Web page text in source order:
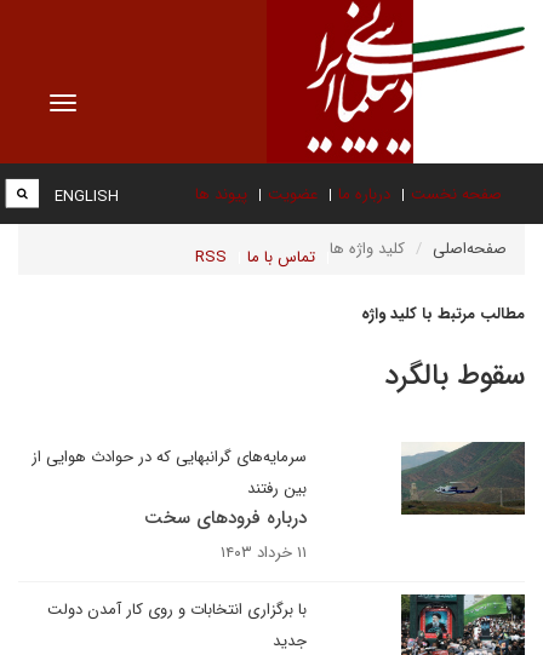
Toggle
صفحه نخست درباره ما عضویت پیوند ها
تماس با ما RSS
ENGLISH
صفحه‌اصلی کلید واژه ها
مطالب مرتبط با کلید واژه
سقوط بالگرد
سرمایه‌های گرانبهایی که در حوادث هوایی از
بین رفتند
درباره فرودهای سخت
۱۱ خرداد ۱۴۰۳
با برگزاری انتخابات و روی کار آمدن دولت
جدید